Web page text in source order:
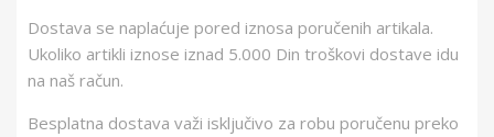
Zemlja Uvoza Kina
Dostava se naplaćuje pored iznosa poručenih artikala.
Ukoliko artikli iznose iznad 5.000 Din troškovi dostave idu
na naš račun.
Besplatna dostava važi isključivo za robu poručenu preko